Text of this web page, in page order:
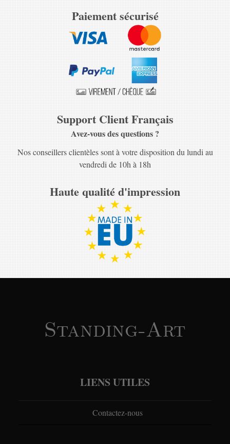
Paiement sécurisé
Support Client Français
Avez-vous des questions ?
Nos conseillers clientèles sont à votre disposition du lundi au
vendredi de 10h à 18h
Haute qualité d'impression
Standing-Art
LIENS UTILES
Contactez-nous